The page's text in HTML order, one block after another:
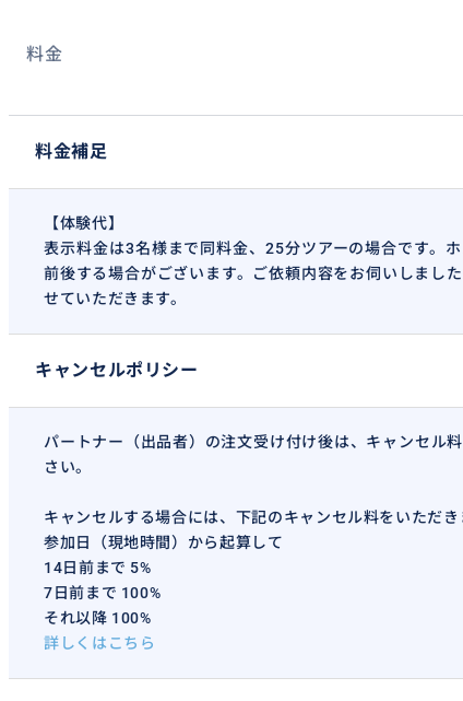
料金
料金補足
【体験代】
表示料金は3名様まで同料金、25分ツアーの場合です。
前後する場合がございます。ご依頼内容をお伺いしまし
せていただきます。
キャンセルポリシー
パートナー（出品者）の注文受け付け後は、キャンセル
さい。
キャンセルする場合には、下記のキャンセル料をいただき
参加日（現地時間）から起算して
14日前まで 5%
7日前まで 100%
それ以降 100%
詳しくはこちら